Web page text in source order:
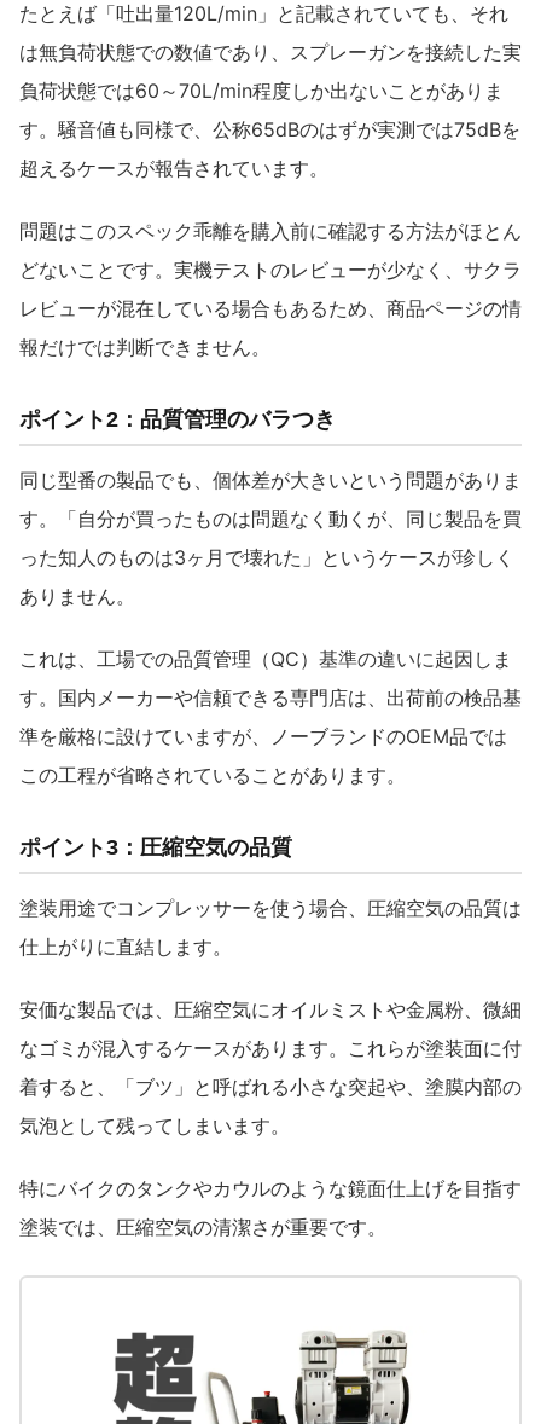
たとえば「吐出量120L/min」と記載されていても、それ
は無負荷状態での数値であり、スプレーガンを接続した実
負荷状態では60～70L/min程度しか出ないことがありま
す。騒音値も同様で、公称65dBのはずが実測では75dBを
超えるケースが報告されています。
問題はこのスペック乖離を購入前に確認する方法がほとん
どないことです。実機テストのレビューが少なく、サクラ
レビューが混在している場合もあるため、商品ページの情
報だけでは判断できません。
ポイント2：品質管理のバラつき
同じ型番の製品でも、個体差が大きいという問題がありま
す。「自分が買ったものは問題なく動くが、同じ製品を買
った知人のものは3ヶ月で壊れた」というケースが珍しく
ありません。
これは、工場での品質管理（QC）基準の違いに起因しま
す。国内メーカーや信頼できる専門店は、出荷前の検品基
準を厳格に設けていますが、ノーブランドのOEM品では
この工程が省略されていることがあります。
ポイント3：圧縮空気の品質
塗装用途でコンプレッサーを使う場合、圧縮空気の品質は
仕上がりに直結します。
安価な製品では、圧縮空気にオイルミストや金属粉、微細
なゴミが混入するケースがあります。これらが塗装面に付
着すると、「ブツ」と呼ばれる小さな突起や、塗膜内部の
気泡として残ってしまいます。
特にバイクのタンクやカウルのような鏡面仕上げを目指す
塗装では、圧縮空気の清潔さが重要です。